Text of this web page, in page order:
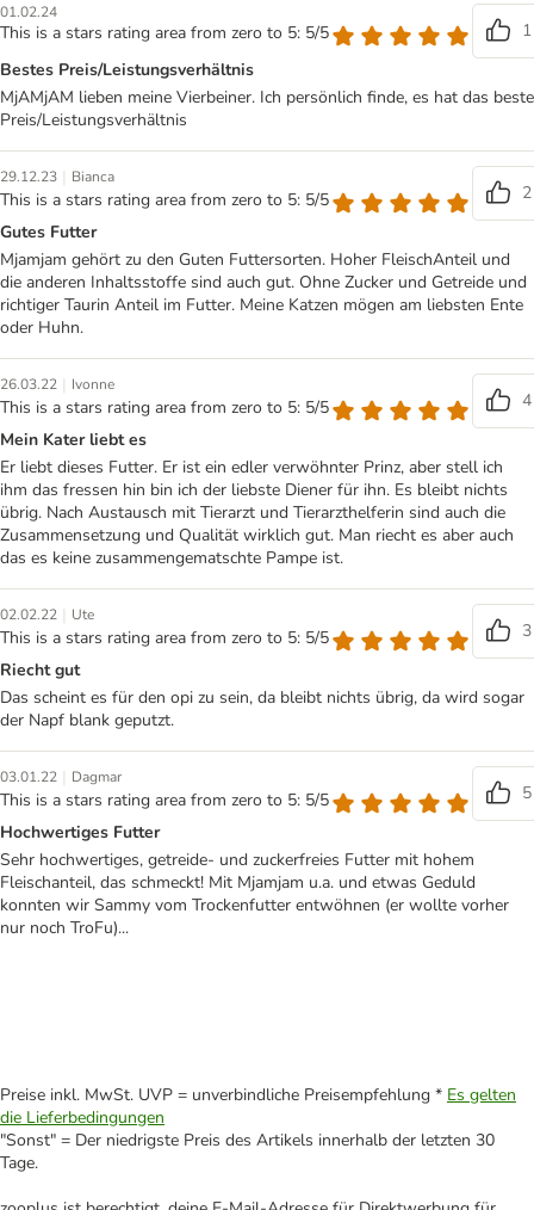
01.02.24
This is a stars rating area from zero to 5: 5/5
1
Bestes Preis/Leistungsverhältnis
MjAMjAM lieben meine Vierbeiner. Ich persönlich finde, es hat das beste
Preis/Leistungsverhältnis
29.12.23 | Bianca
This is a stars rating area from zero to 5: 5/5
2
Gutes Futter
Mjamjam gehört zu den Guten Futtersorten. Hoher FleischAnteil und
die anderen Inhaltsstoffe sind auch gut. Ohne Zucker und Getreide und
richtiger Taurin Anteil im Futter. Meine Katzen mögen am liebsten Ente
oder Huhn.
26.03.22 | Ivonne
This is a stars rating area from zero to 5: 5/5
4
Mein Kater liebt es
Er liebt dieses Futter. Er ist ein edler verwöhnter Prinz, aber stell ich
ihm das fressen hin bin ich der liebste Diener für ihn. Es bleibt nichts
übrig. Nach Austausch mit Tierarzt und Tierarzthelferin sind auch die
Zusammensetzung und Qualität wirklich gut. Man riecht es aber auch
das es keine zusammengematschte Pampe ist.
02.02.22 | Ute
This is a stars rating area from zero to 5: 5/5
3
Riecht gut
Das scheint es für den opi zu sein, da bleibt nichts übrig, da wird sogar
der Napf blank geputzt.
03.01.22 | Dagmar
This is a stars rating area from zero to 5: 5/5
5
Hochwertiges Futter
Sehr hochwertiges, getreide- und zuckerfreies Futter mit hohem
Fleischanteil, das schmeckt! Mit Mjamjam u.a. und etwas Geduld
konnten wir Sammy vom Trockenfutter entwöhnen (er wollte vorher
nur noch TroFu)...
Preise inkl. MwSt. UVP = unverbindliche Preisempfehlung * Es gelten
die Lieferbedingungen
"Sonst" = Der niedrigste Preis des Artikels innerhalb der letzten 30
Tage.